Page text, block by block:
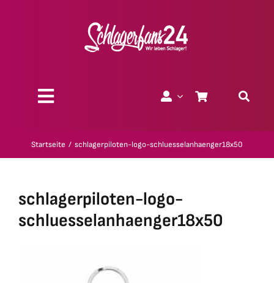
Toggle
Geschenk-Gutscheine
Startseite schlagerpiloten-logo-schluesselanhaenger18x50
schlagerpiloten-logo-
schluesselanhaenger18x50